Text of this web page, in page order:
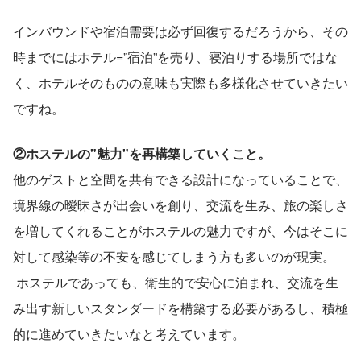
インバウンドや宿泊需要は必ず回復するだろうから、その
時までにはホテル=”宿泊”を売り、寝泊りする場所ではな
く、ホテルそのものの意味も実際も多様化させていきたい
ですね。
②ホステルの"魅力"を再構築していくこと。
他のゲストと空間を共有できる設計になっていることで、
境界線の曖昧さが出会いを創り、交流を生み、旅の楽しさ
を増してくれることがホステルの魅力ですが、今はそこに
対して感染等の不安を感じてしまう方も多いのが現実。
み出す新しいスタンダードを構築する必要があるし、積極
的に進めていきたいなと考えています。